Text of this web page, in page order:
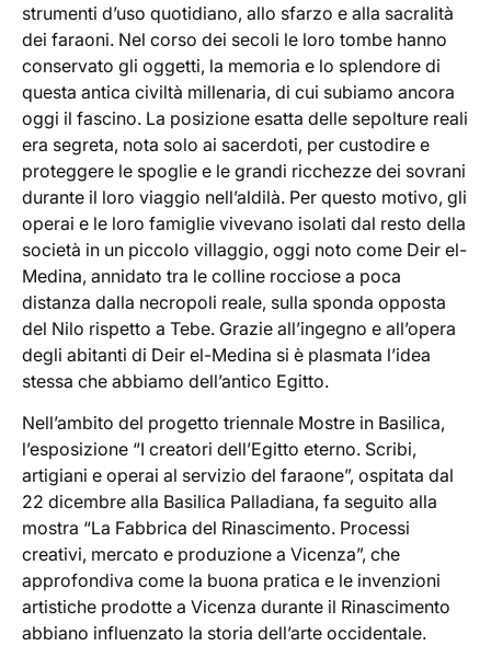
strumenti d’uso quotidiano, allo sfarzo e alla sacralità
dei faraoni. Nel corso dei secoli le loro tombe hanno
conservato gli oggetti, la memoria e lo splendore di
questa antica civiltà millenaria, di cui subiamo ancora
oggi il fascino. La posizione esatta delle sepolture reali
era segreta, nota solo ai sacerdoti, per custodire e
proteggere le spoglie e le grandi ricchezze dei sovrani
durante il loro viaggio nell’aldilà. Per questo motivo, gli
operai e le loro famiglie vivevano isolati dal resto della
società in un piccolo villaggio, oggi noto come Deir el-
Medina, annidato tra le colline rocciose a poca
distanza dalla necropoli reale, sulla sponda opposta
del Nilo rispetto a Tebe. Grazie all’ingegno e all’opera
degli abitanti di Deir el-Medina si è plasmata l’idea
stessa che abbiamo dell’antico Egitto.
Nell’ambito del progetto triennale Mostre in Basilica,
l’esposizione “I creatori dell’Egitto eterno. Scribi,
artigiani e operai al servizio del faraone”, ospitata dal
22 dicembre alla Basilica Palladiana, fa seguito alla
mostra “La Fabbrica del Rinascimento. Processi
creativi, mercato e produzione a Vicenza”, che
approfondiva come la buona pratica e le invenzioni
artistiche prodotte a Vicenza durante il Rinascimento
abbiano influenzato la storia dell’arte occidentale.